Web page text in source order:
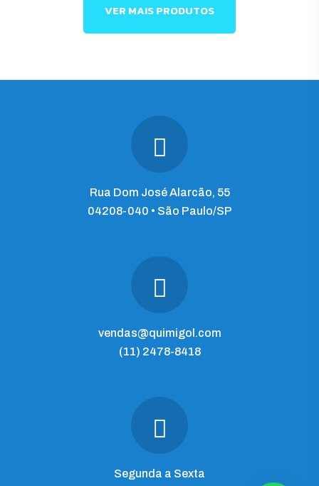
VER MAIS PRODUTOS
Rua Dom José Alarcão, 55
04208-040 • São Paulo/SP
vendas@quimigol.com
(11) 2478-8418
Segunda a Sexta